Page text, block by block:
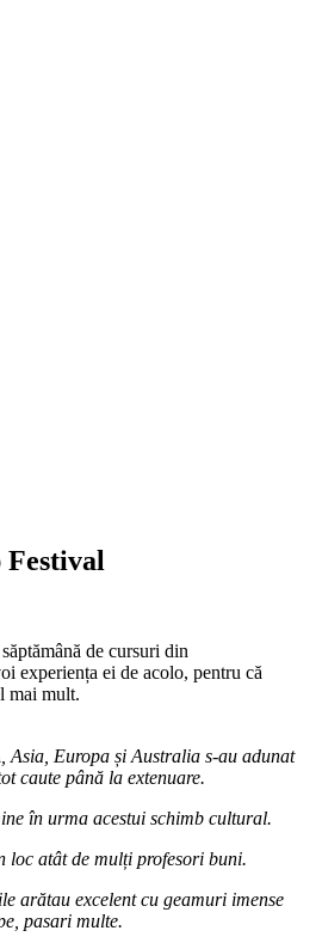
de cursuri din
experiența ei de acolo, pentru că
mai mult.
Asia, Europa și Australia s-au adunat
caute până la extenuare.
în urma acestui schimb cultural.
loc atât de mulți profesori buni.
arătau excelent cu geamuri imense
pasari multe.